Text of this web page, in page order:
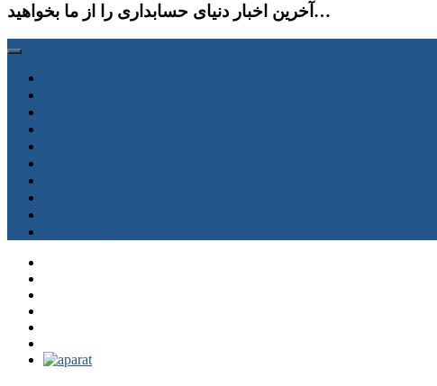
آخرین اخبار دنیای حسابداری را از ما بخواهید…